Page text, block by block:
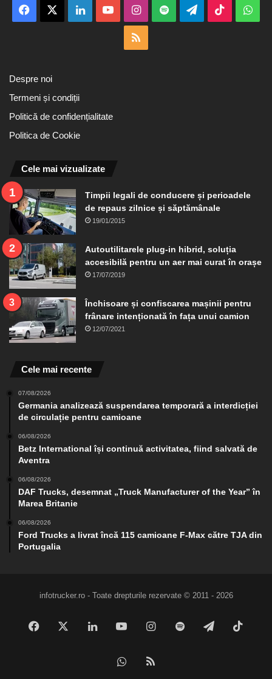
Facebook LinkedInYouTubeInstagram
Spotify TelegramTikTok
Despre noi
Termeni și condiții
Politică de confidențialitate
Politica de Cookie
Cele mai vizualizate
Timpii legali de conducere și perioadele
de repaus zilnice și săptămânale
19/01/2015
Autoutilitarele plug-in hibrid, soluția
accesibilă pentru un aer mai curat în orașe
17/07/2019
Închisoare și confiscarea mașinii pentru
frânare intenționată în fața unui camion
12/07/2021
Cele mai recente
07/08/2026
Germania analizează suspendarea temporară a interdicției
de circulație pentru camioane
06/08/2026
Betz International își continuă activitatea, fiind salvată de
Aventra
06/08/2026
DAF Trucks, desemnat „Truck Manufacturer of the Year” în
Marea Britanie
06/08/2026
Ford Trucks a livrat încă 115 camioane F-Max către TJA din
Portugalia
infotrucker.ro - Toate drepturile rezervate © 2011 - 2026
Facebook LinkedInYouTubeInstagram
Spotify Telegram
WhatsApp